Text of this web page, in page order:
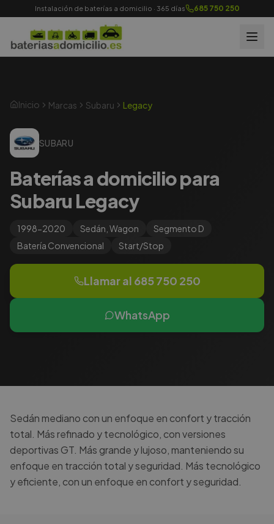
Instalación de baterías a domicilio · 365 días 685 750 250
Inicio Marcas Subaru Legacy
SUBARU
Baterías a domicilio para
Subaru Legacy
1998-2020 Sedán, Wagon Segmento D
Batería Convencional Start/Stop
Llamar al 685 750 250
WhatsApp
Sedán mediano con un enfoque en confort y tracción
total. Más refinado y tecnológico, con versiones
deportivas GT. Más grande y lujoso, manteniendo su
enfoque en tracción total y seguridad. Más tecnológico
y eficiente, con un enfoque en confort y seguridad.